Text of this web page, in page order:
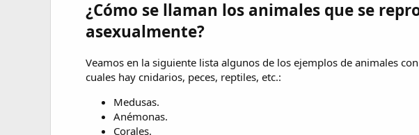
¿Cómo se llaman los animales que se
asexualmente?
Veamos en la siguiente lista algunos de los ejemplos de animales
cuales hay cnidarios, peces, reptiles, etc.:
Medusas.
Anémonas.
Corales.